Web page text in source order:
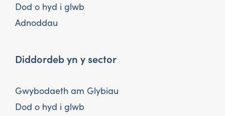
Dod o hyd i glwb
Adnoddau
Diddordeb yn y sector
Gwybodaeth am Glybiau
Dod o hyd i glwb